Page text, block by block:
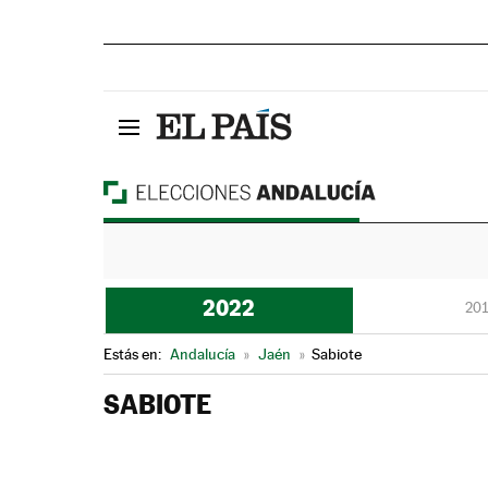
2022
Estás en: Andalucía » Jaén » Sabiote
SABIOTE